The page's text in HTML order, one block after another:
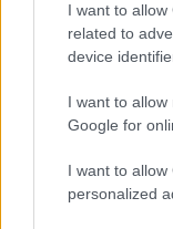
I want to
related to
device
I want to
Google for
I want to
personalized
A Mitropa Kupa
szeptember 7-9.